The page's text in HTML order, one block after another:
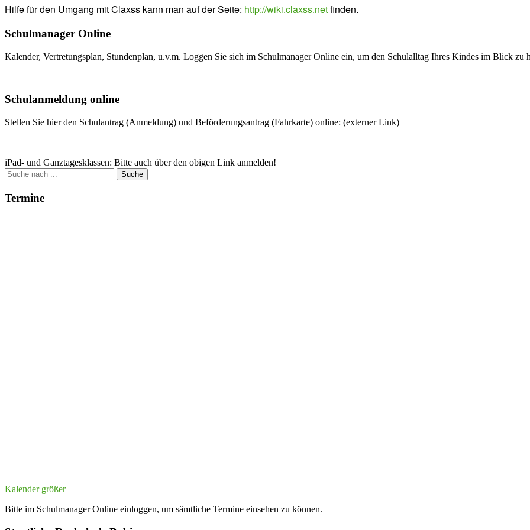
Hilfe für den Umgang mit Claxss kann man auf der Seite: http://wiki.claxss.netfinden.
Schulmanager Online
Kalender, Vertretungsplan, Stundenplan, u.v.m. Loggen Sie sich im Schulmanager Online ein, um den Schulalltag Ihres Kindes im Blick zu
Schulanmeldung online
Stellen Sie hier den Schulantrag (Anmeldung) und Beförderungsantrag (Fahrkarte) online: (externer Link)
iPad- und Ganztagesklassen: Bitte auch über den obigen Link anmelden!
Suche
nach:
Termine
Kalender größer
Bitte im Schulmanager Online einloggen, um sämtliche Termine einsehen zu können.